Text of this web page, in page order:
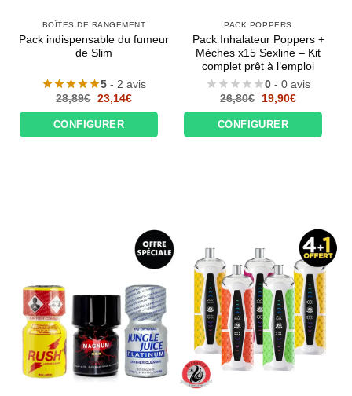
BOÎTES DE RANGEMENT
Pack indispensable du fumeur
de Slim
5 - 2 avis
28,89€ Le
initial
était :
28,89€.
23,14€Le
actuel
23,14€.
CONFIGURER
PACK POPPERS
Pack Inhalateur Poppers +
Mèches x15 Sexline – Kit
complet prêt à l’emploi
0 - 0 avis
26,80€
Le
initial
était :
26,80€.
19,90€Le
actuel
19,90€.
CONFIGURER